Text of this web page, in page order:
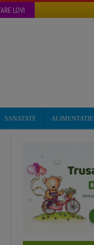
LOVI
SANATATE ALIMENTATIE